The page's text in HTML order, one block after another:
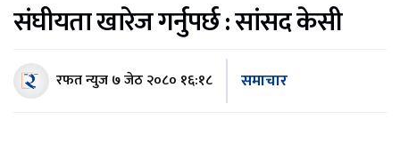
संघीयता खारेज गर्नुपर्छ : सांसद केसी
रफत न्युज७ जेठ २०८० १६:१८ समाचार